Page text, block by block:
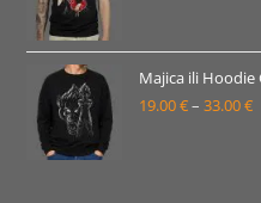
do
Majica ili Hoodie
19.00€– 33.00€